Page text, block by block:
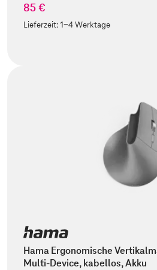
85 €
Lieferzeit:1-4 Werktage
Hama Ergonomische
Multi-Device, kabellos, Akku